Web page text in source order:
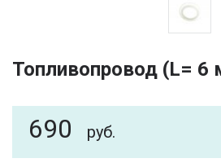
Топливопровод (L= 6
690 руб.